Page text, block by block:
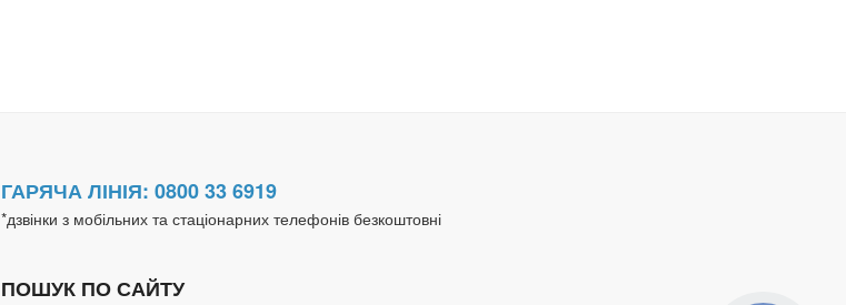
ГАРЯЧА ЛІНІЯ: 0800 33 6919
*дзвінки з мобільних та стаціонарних телефонів безкоштовні
ПОШУК ПО САЙТУ